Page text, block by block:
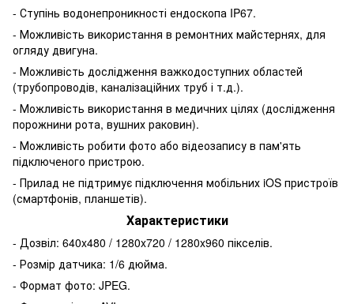
- Ступінь водонепроникності ендоскопа IP67.
- Можливість використання в ремонтних майстернях, для
огляду двигуна.
- Можливість дослідження важкодоступних областей
(трубопроводів, каналізаційних труб і т.д.).
- Можливість використання в медичних цілях (дослідження
порожнини рота, вушних раковин).
- Можливість робити фото або відеозапису в пам'ять
підключеного пристрою.
- Прилад не підтримує підключення мобільних iOS пристроїв
(смартфонів, планшетів).
Характеристики
- Дозвіл: 640x480 / 1280x720 / 1280x960 пікселів.
- Розмір датчика: 1/6 дюйма.
- Формат фото: JPEG.